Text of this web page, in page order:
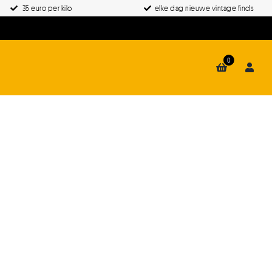
35 euro per kilo elke dag nieuwe vintage finds
0